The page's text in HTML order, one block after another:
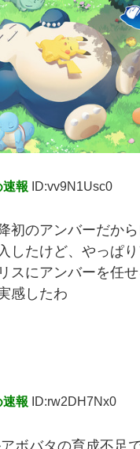
速報 ID:vv9N1Usc0
初のアンバーだか
したけど、やっぱ
スにアンバーを任
感したわ
速報 ID:rw2DH7Nx0